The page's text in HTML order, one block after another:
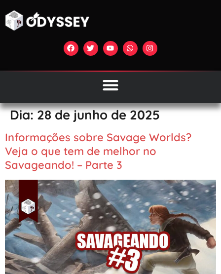
Dia:28 de junho de 2025
Informações sobre Savage Worlds?
Veja o que tem de melhor no
Savageando! – Parte 3